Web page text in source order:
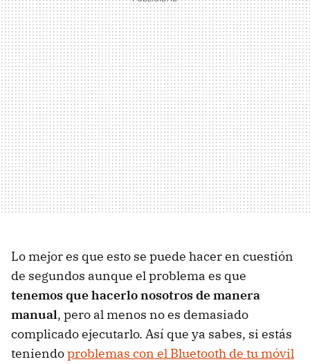
Lo mejor es que esto se puede hacer en cuestión
de segundos aunque el problema es que
tenemos que hacerlo nosotros de manera
manual, pero al menos no es demasiado
complicado ejecutarlo. Así que ya sabes, si estás
teniendoproblemas con el Bluetooth de tu móvil